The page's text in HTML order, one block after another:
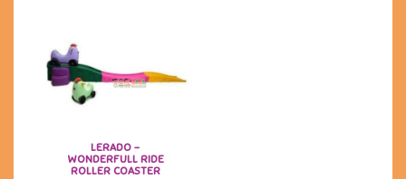
LERADO -
WONDERFULL RIDE
ROLLER COASTER